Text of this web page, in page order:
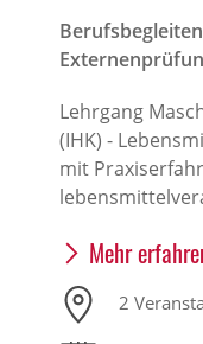
Lehrgang
(IHK) -
mit
Mehr
2